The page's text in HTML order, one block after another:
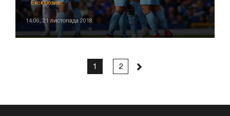
Ексклюзив
14:06, 21 листопада 2018
1 2